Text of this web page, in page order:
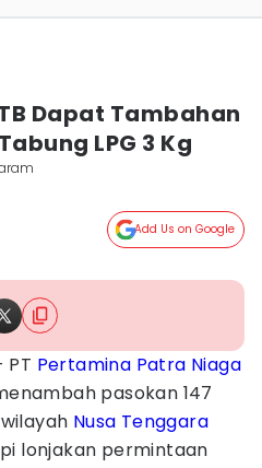
Dapat Tambahan
LPG 3 Kg
Add Us on Google
PT Pertamina Patra Niaga
pasokan 147
Nusa Tenggara
lonjakan permintaan